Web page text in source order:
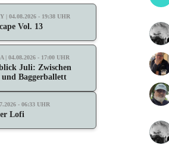
| 04.08.2026 - 19:38 UHR
Vol. 13
04.08.2026 - 17:00 UHR
Juli: Zwischen
Baggerballett
- 06:33 UHR
Lofi